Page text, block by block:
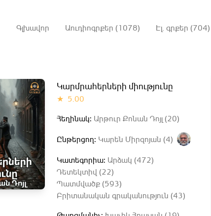
Գլխավոր Աուդիոգրքեր (1078) Էլ. գրքեր (704)
Կարմրահերների միությունը
★ 5.00
Հեղինակ: Արթուր Քոնան Դոյլ (20)
Ընթերցող: Կարեն Միրզոյան (4)
Կատեգորիա: Արձակ (472)
Դետեկտիվ (22)
Պատմվածք (593)
Բրիտանական գրականություն (43)